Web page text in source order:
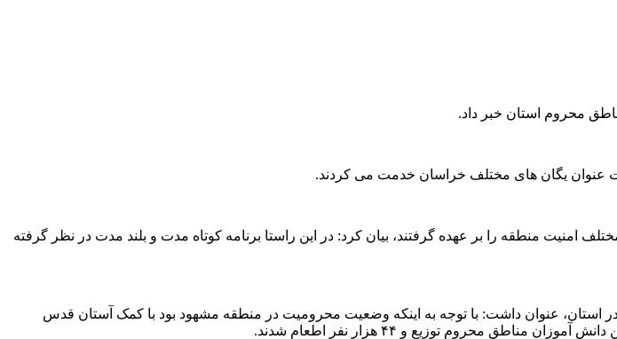
یگان های مختلف خراسان خدمت می کردند.
امنیت منطقه را بر عهده گرفتند، بیان کرد: در این راستا برنامه کوتاه مدت و بلند مدت در نظر گرفته
در استان، عنوان داشت: با توجه به اینکه وضعیت محرومیت در منطقه مشهود بود با کمک آستان قدس